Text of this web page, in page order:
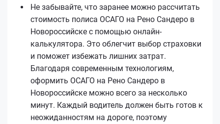
Не забывайте, что заранее можно рассчитать
стоимость полиса ОСАГО на Рено Сандеро в
Новороссийске с помощью онлайн-
калькулятора. Это облегчит выбор страховки
и поможет избежать лишних затрат.
Благодаря современным технологиям,
оформить ОСАГО на Рено Сандеро в
Новороссийске можно всего за несколько
минут. Каждый водитель должен быть готов к
неожиданностям на дороге, поэтому